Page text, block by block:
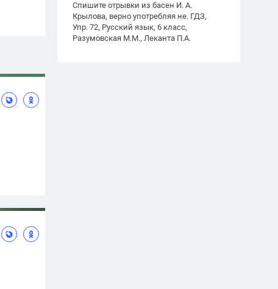
Спишите отрывки из басен И. А.
Крылова, верно употребляя не. ГДЗ,
Упр. 72, Русский язык, 6 класс,
Разумовская М.М., Леканта П.А.